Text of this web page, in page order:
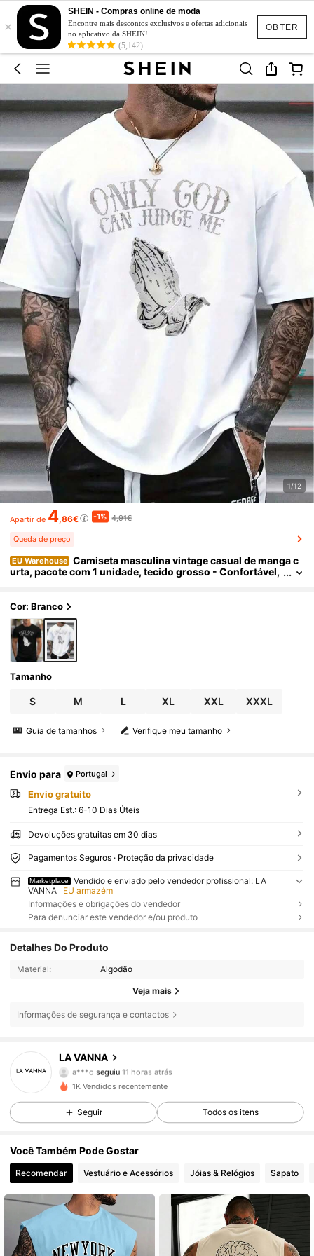
OBTER
×
SHEIN - Compras online de moda
Encontre mais descontos exclusivos e ofertas adicionais
no aplicativo da SHEIN!
(5,142)
1/12
Apartir de 4,86€ -1% 4,91€
Queda de preço
EU Warehouse Camiseta masculina vintage casual de manga c
urta, pacote com 1 unidade, tecido grosso - Confortável,
Cor: Branco
Tamanho
S M L XL XXL XXXL
Verifique meu tamanho
Guia de tamanhos
Envio para Portugal
Envio gratuito
Entrega Est.: 6-10 Dias Úteis
Devoluções gratuitas em 30 dias
Pagamentos Seguros · Proteção da privacidade
Marketplace
Vendido e enviado pelo vendedor profissional: LA
VANNA
EU armazém
Informações e obrigações do vendedor
Para denunciar este vendedor e/ou produto
Detalhes Do Produto
Material: Algodão
Veja mais
Informações de segurança e contactos
LA VANNA
a***oseguiu
4,86
48 Seguidores
4,86
4,86
4,86 48 Seguidores
48 Seguidores
1K Vendidos recentemente
Seguir Todos os itens
Você Também Pode Gostar
Recomendar Vestuário e Acessórios Jóias & Relógios Sapato